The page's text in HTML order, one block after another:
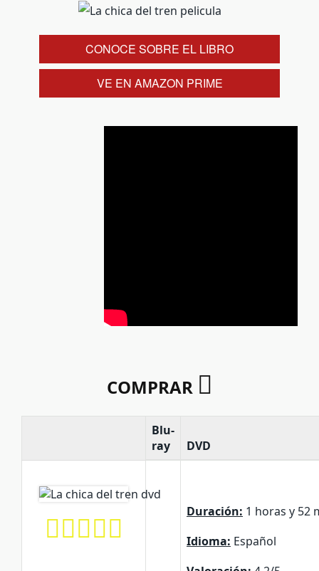
CONOCE SOBRE EL LIBRO
VE EN AMAZON PRIME
COMPRAR
Blu-
ray
DVD
Duración: 1 horas y 52
Idioma: Español